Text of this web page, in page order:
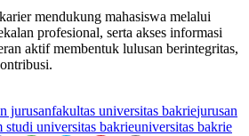
mendukung mahasiswa melalui
profesional, serta akses informasi
aktif membentuk lulusan berintegritas,
jurusanfakultas universitas bakriejurusan
studi universitas bakrieuniversitas bakrie